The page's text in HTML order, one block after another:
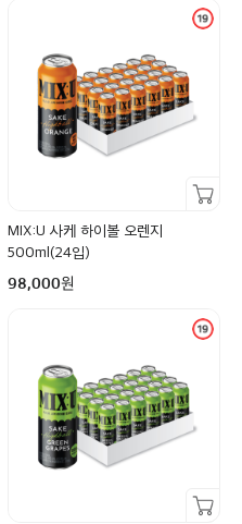
MIX:U 사케 하이볼 오렌지
500ml(24입)
98,000원